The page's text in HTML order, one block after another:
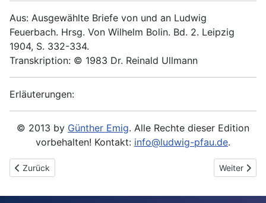
Aus: Ausgewählte Briefe von und an Ludwig
Feuerbach. Hrsg. Von Wilhelm Bolin. Bd. 2. Leipzig
1904, S. 332-334.
Transkription: © 1983 Dr. Reinald Ullmann
Erläuterungen:
© 2013 by Günther Emig. Alle Rechte dieser Edition
vorbehalten! Kontakt: info@ludwig-pfau.de.
Vorheriger Beitrag: 1866-11-10 - An Ludwig Feuerbach
Zurück Nächster
Weiter